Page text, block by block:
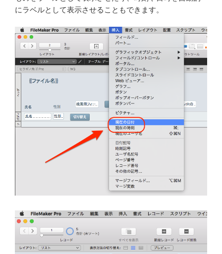
にラベルとして表示させることもできます。